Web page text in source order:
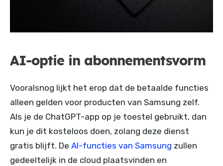
AI-optie in abonnementsvorm
Vooralsnog lijkt het erop dat de betaalde functies
alleen gelden voor producten van Samsung zelf.
Als je de ChatGPT-app op je toestel gebruikt, dan
kun je dit kosteloos doen, zolang deze dienst
gratis blijft. De AI-functies van Samsung zullen
gedeeltelijk in de cloud plaatsvinden en